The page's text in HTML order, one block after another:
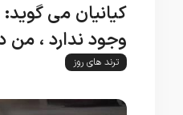
کیانیان می
وجود ندارد ،
ترند های روز